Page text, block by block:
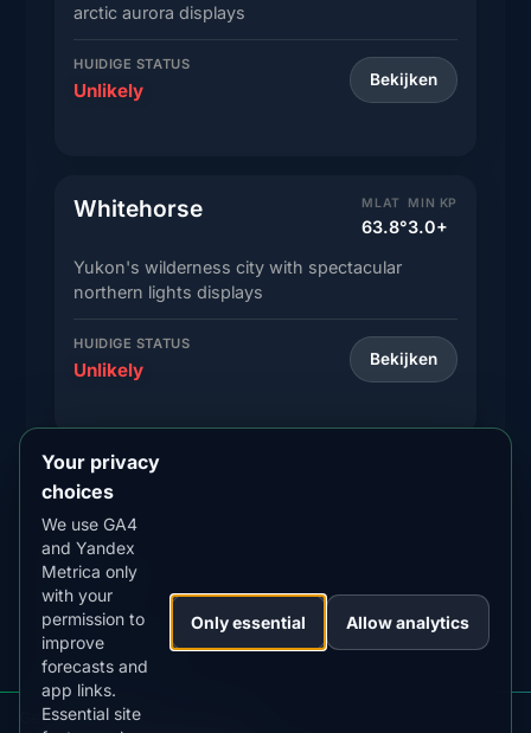
arctic aurora displays
HUIDIGE STATUS
Unlikely Bekijken
Whitehorse MLAT
63.8°
MIN KP
3.0+
Yukon's wilderness city with spectacular
northern lights displays
HUIDIGE STATUS
Unlikely Bekijken
Gratis
meldingen
voor
lokale
veranderingen
in
zichtbaarheid,
vannacht
Your privacy
choices
We use GA4
and Yandex
Metrica only
with your
permission to
improve
forecasts and
app links.
Essential site
Only essential Allow analytics
Get aurora alerts for Yukon